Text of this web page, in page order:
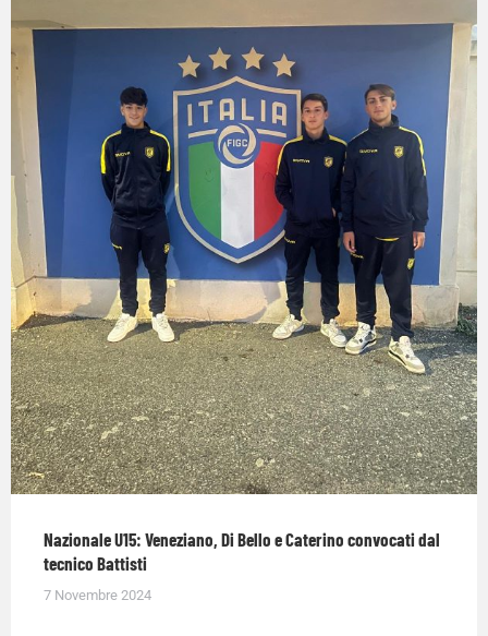
Nazionale U15: Veneziano, Di Bello e Caterino convocati dal
tecnico Battisti
7 Novembre 2024